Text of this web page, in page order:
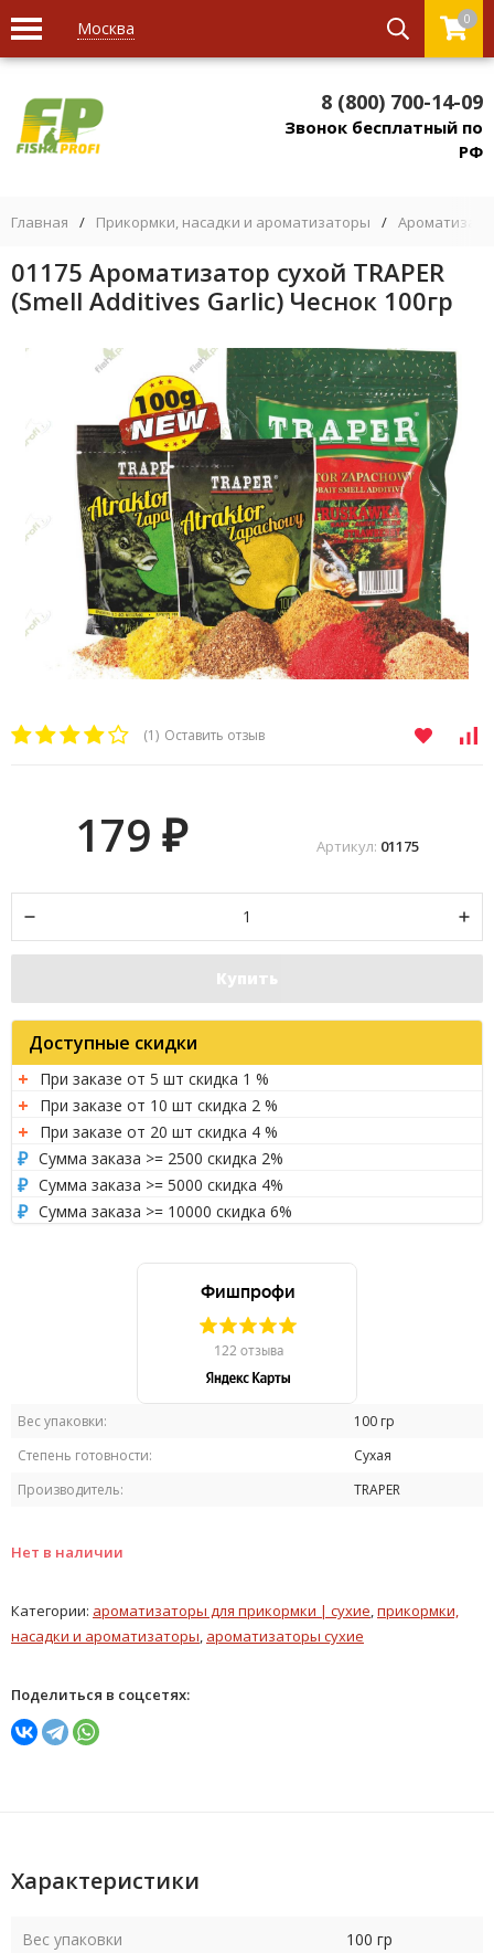
Москва 0
8 (800) 700-14-09
Звонок бесплатный по
РФ
Главная / Прикормки, насадки и ароматизаторы /
01175 Ароматизатор сухой TRAPER
(Smell Additives Garlic) Чеснок 100гр
(1) Оставить отзыв
Вес упаковки:
100 гр
Степень готовности:
Сухая
Производитель:
TRAPER
Нет в наличии
Артикул: 01175
179 ₽
Купить
Доступные скидки
При заказе от 5 шт скидка 1 %
При заказе от 10 шт скидка 2 %
При заказе от 20 шт скидка 4 %
Сумма заказа >= 2500 скидка 2%
Сумма заказа >= 5000 скидка 4%
Сумма заказа >= 10000 скидка 6%
Категории: ароматизаторы для прикормки | сухие прикормки,
насадки и ароматизаторы ароматизаторы сухие
Поделиться в соцсетях:
Характеристики
Вес упаковки 100 гр